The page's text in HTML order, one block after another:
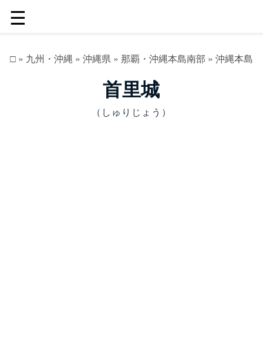
☰
□ » 九州・沖縄 » 沖縄県 » 那覇・沖縄本島南部 » 沖縄本島
首里城
（しゅりじょう）